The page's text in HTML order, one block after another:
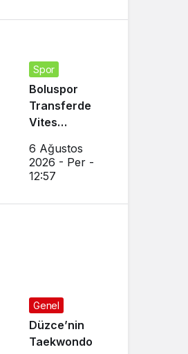
Spor
Boluspor
Transferde
Vites
6 Ağustos
2026 - Per -
12:57
Genel
Düzce’nin
Taekwondo